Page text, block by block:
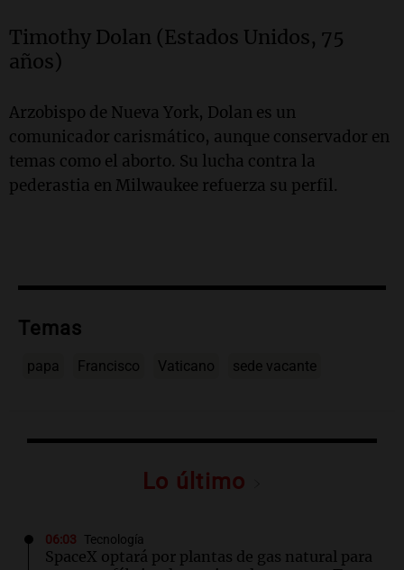
Timothy Dolan (Estados Unidos, 75
años)
Arzobispo de Nueva York, Dolan es un
comunicador carismático, aunque conservador en
temas como el aborto. Su lucha contra la
pederastia en Milwaukee refuerza su perfil.
Temas
papa Francisco Vaticano sede vacante
Lo último
06:03 Tecnología
SpaceX optará por plantas de gas natural para